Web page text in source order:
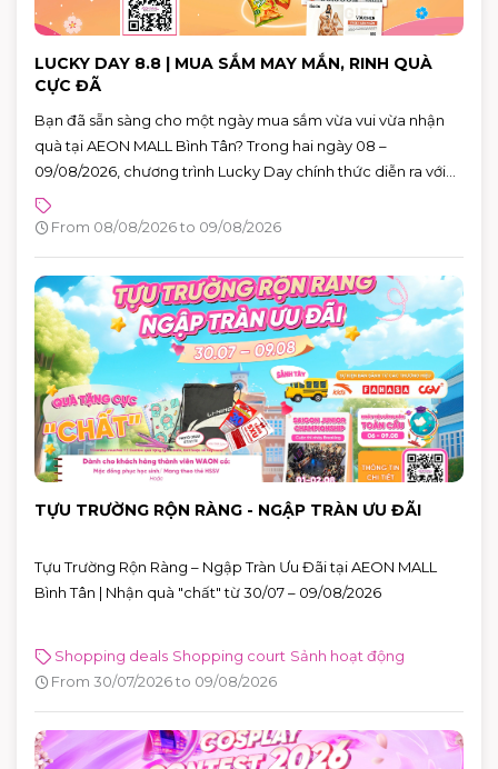
LUCKY DAY 8.8 | MUA SẮM MAY MẮN, RINH QUÀ
CỰC ĐÃ
Bạn đã sẵn sàng cho một ngày mua sắm vừa vui vừa nhận
quà tại AEON MALL Bình Tân? Trong hai ngày 08 –
09/08/2026, chương trình Lucky Day chính thức diễn ra với
hàng loạt phần quà hấp dẫn dành cho khách hàng có hóa
đơn từ 880.000 VNĐ.
From 08/08/2026 to 09/08/2026
TỰU TRƯỜNG RỘN RÀNG - NGẬP TRÀN ƯU ĐÃI
Tựu Trường Rộn Ràng – Ngập Tràn Ưu Đãi tại AEON MALL
Bình Tân | Nhận quà "chất" từ 30/07 – 09/08/2026
Shopping deals Shopping court Sảnh hoạt động
From 30/07/2026 to 09/08/2026